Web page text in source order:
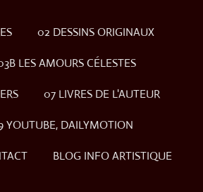
02 DESSINS ORIGINAUX
LES AMOURS CÉLESTES
07 LIVRES DE L'AUTEUR
YOUTUBE, DAILYMOTION
BLOG INFO ARTISTIQUE